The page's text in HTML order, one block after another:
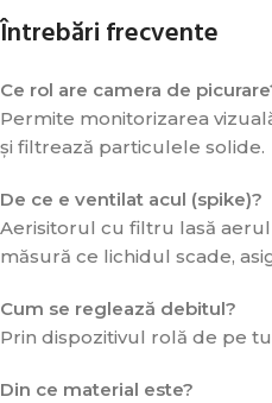
Întrebări frecvente
Ce rol are camera de
Permite monitorizarea
și filtrează particulele solide.
De ce e ventilat acul (spike)?
Aerisitorul cu filtru lasă
măsură ce lichidul scade,
Cum se reglează debitul?
Prin dispozitivul rolă de pe
Din ce material este?